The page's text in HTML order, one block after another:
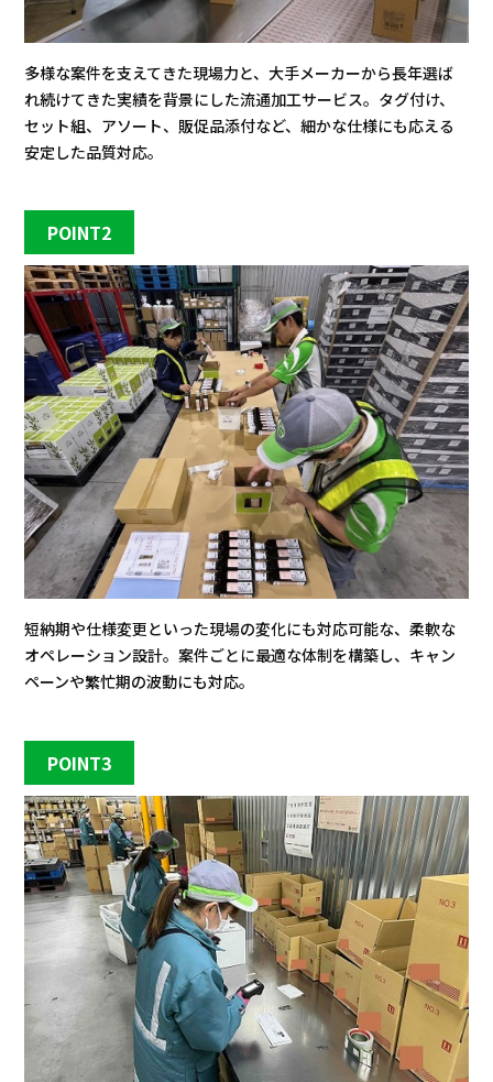
多様な案件を支えてきた現場力と、大手メーカーから長年選ば
れ続けてきた実績を背景にした流通加工サービス。タグ付け、
セット組、アソート、販促品添付など、細かな仕様にも応える
安定した品質対応。
POINT2
短納期や仕様変更といった現場の変化にも対応可能な、柔軟な
オペレーション設計。案件ごとに最適な体制を構築し、キャン
ペーンや繁忙期の波動にも対応。
POINT3